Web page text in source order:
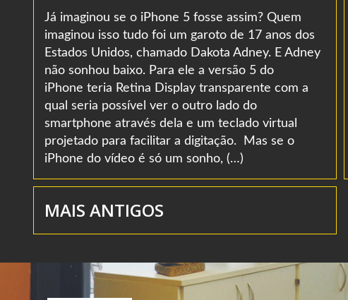
Já imaginou se o iPhone 5 fosse assim? Quem
imaginou isso tudo foi um garoto de 17 anos dos
Estados Unidos, chamado Dakota Adney. E Adney
não sonhou baixo. Para ele a versão 5 do
iPhone teria Retina Display transparente com a
qual seria possível ver o outro lado do
smartphone através dela e um teclado virtual
projetado para facilitar a digitação. Mas se o
iPhone do vídeo é só um sonho, (…)
MAIS ANTIGOS